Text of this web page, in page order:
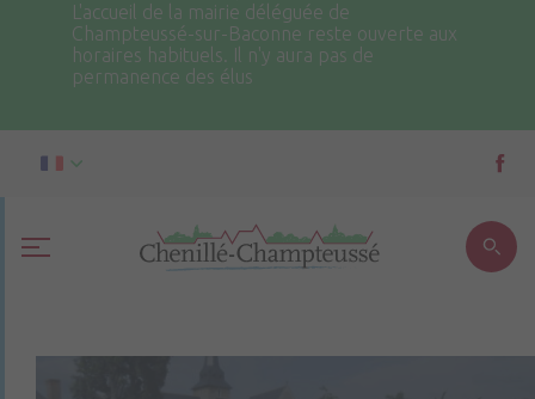
L'accueil de la mairie déléguée de
Champteussé-sur-Baconne reste ouverte aux
horaires habituels. Il n'y aura pas de
permanence des élus